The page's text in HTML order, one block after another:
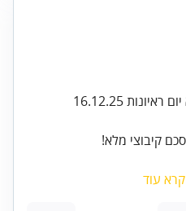
קרא עוד